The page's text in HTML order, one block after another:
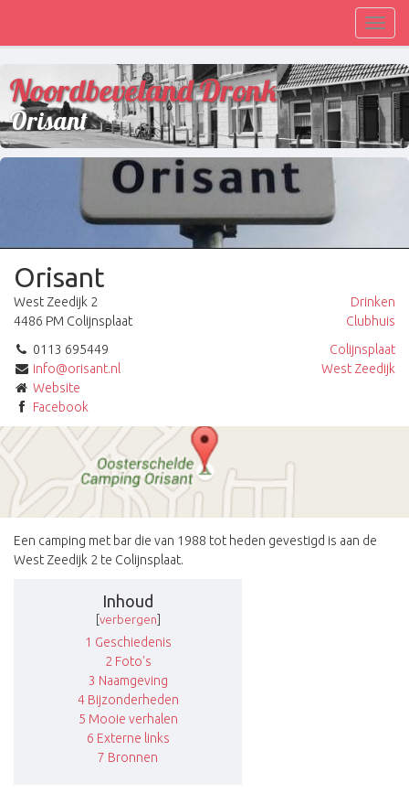
Noordbeveland Dronk
Orisant
Orisant
West Zeedijk 2
4486 PM Colijnsplaat
0113 695449
info@orisant.nl
Website
Facebook
Drinken
Clubhuis
Colijnsplaat
West Zeedijk
Een camping met bar die van 1988 tot heden gevestigd is aan de
West Zeedijk 2 te Colijnsplaat.
Inhoud
verbergen
1 Geschiedenis
2 Foto's
3 Naamgeving
4 Bijzonderheden
5 Mooie verhalen
6 Externe links
7 Bronnen